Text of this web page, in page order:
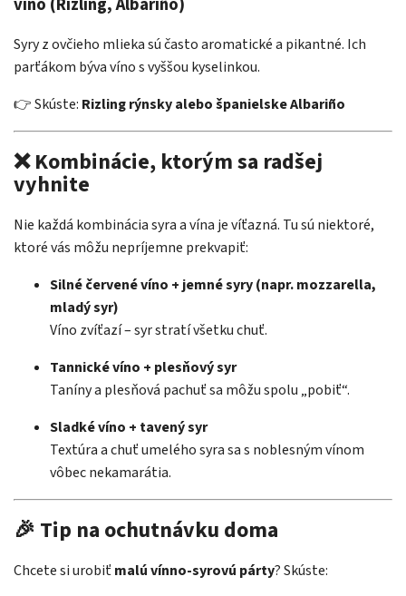
víno (Rizling, Albariño)
Syry z ovčieho mlieka sú často aromatické a pikantné. Ich
parťákom býva víno s vyššou kyselinkou.
👉 Skúste: Rizling rýnsky alebo španielske Albariño
❌ Kombinácie, ktorým sa radšej
vyhnite
Nie každá kombinácia syra a vína je víťazná. Tu sú niektoré,
ktoré vás môžu nepríjemne prekvapiť:
Silné červené víno + jemné syry (napr. mozzarella,
mladý syr)
Víno zvíťazí – syr stratí všetku chuť.
Tannické víno + plesňový syr
Taníny a plesňová pachuť sa môžu spolu „pobiť“.
Sladké víno + tavený syr
Textúra a chuť umelého syra sa s noblesným vínom
vôbec nekamarátia.
🎉 Tip na ochutnávku doma
Chcete si urobiťmalú vínno-syrovú párty? Skúste: